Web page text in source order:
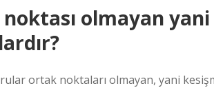
olmayan
ortak noktaları olmayan, yani